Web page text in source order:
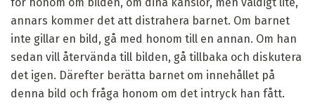
annars kommer det att distrahera barnet. Om barnet
inte gillar en bild, gå med honom till en annan. Om han
sedan vill återvända till bilden, gå tillbaka och diskutera
det igen. Därefter berätta barnet om innehållet på
denna bild och fråga honom om det intryck han fått.